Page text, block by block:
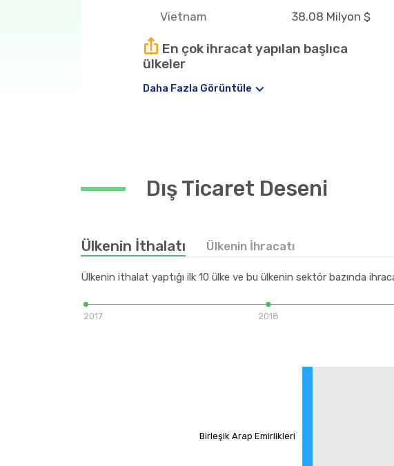
Vietnam 38.08 Milyon $
En çok ihracat yapılan başlıca
ülkeler
Hindistan
Madagaskar
18.07 Milyon $
Daha Fazla Görüntüle
Dış Ticaret Deseni
Ülkenin İthalatı Ülkenin İhracatı
Ülkenin ithalat yaptığı ilk 10 ülke ve bu ülkenin sektör bazında
2017 2018
Birleşik Arap Emirlikleri